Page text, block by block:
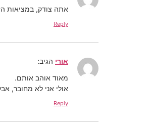
אתה צודק, במציאות
Reply
אורי הגיב:
מאוד אוהב אותם.
אולי אני לא מחובר,
Reply